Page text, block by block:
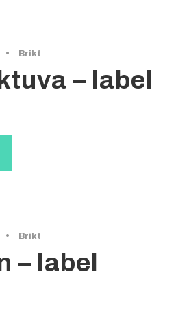
• Brikt
– label
• Brikt
– label